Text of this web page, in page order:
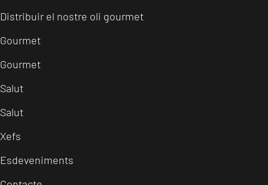
Distribuir el nostre oli gourmet
Gourmet
Gourmet
Salut
Salut
Xefs
Esdeveniments